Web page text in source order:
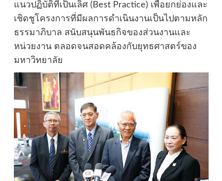
แนวปฏิบัติที่เป็นเลิศ (Best Practice) เพื่อยกย่องและ
เชิดชูโครงการที่มีผลการดำเนินงานเป็นไปตามหลัก
ธรรมาภิบาล สนับสนุนพันธกิจของส่วนงานและ
หน่วยงาน ตลอดจนสอดคล้องกับยุทธศาสตร์ของ
มหาวิทยาลัย